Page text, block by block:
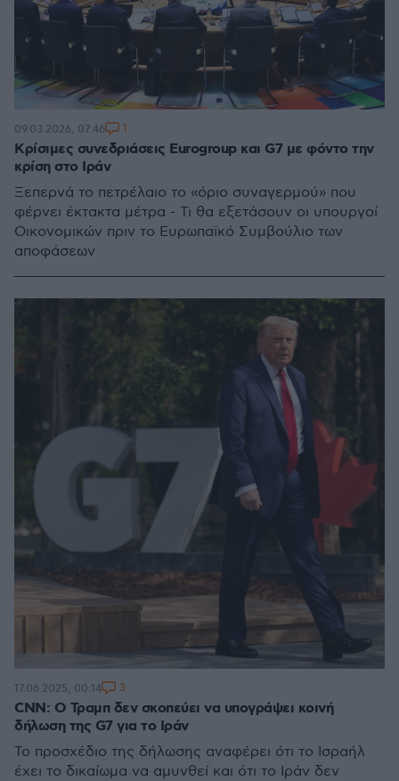
Κρίσιμες συνεδριάσεις Eurogroup και G7 με φόντο την
κρίση στο Ιράν
Ξεπερνά το πετρέλαιο το «όριο συναγερμού» που
φέρνει έκτακτα μέτρα - Τι θα εξετάσουν οι υπουργοί
Οικονομικών πριν το Ευρωπαϊκό Συμβούλιο των
αποφάσεων
09.03.2026, 07:46 1
CNN: Ο Τραμπ δεν σκοπεύει να υπογράψει κοινή
δήλωση της G7 για το Ιράν
Το προσχέδιο της δήλωσης αναφέρει ότι το Ισραήλ
έχει το δικαίωμα να αμυνθεί και ότι το Ιράν δεν
17.06.2025, 00:14 3